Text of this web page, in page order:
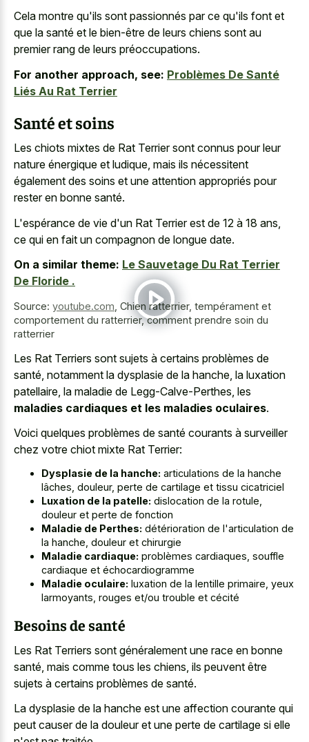
Cela montre qu'ils sont passionnés par ce qu'ils font et
que la santé et le bien-être de leurs chiens sont au
premier rang de leurs préoccupations.
For another approach, see: Problèmes De Santé
Liés Au Rat Terrier
Santé et soins
Les chiots mixtes de Rat Terrier sont connus pour leur
nature énergique et ludique, mais ils nécessitent
également des soins et une attention appropriés pour
rester en bonne santé.
L'espérance de vie d'un Rat Terrier est de 12 à 18 ans,
ce qui en fait un compagnon de longue date.
On a similar theme: Le Sauvetage Du Rat Terrier
De Floride .
Source: youtube.com Chien ratterrier, tempérament et
comportement du ratterrier, comment prendre soin du
ratterrier
Les Rat Terriers sont sujets à certains problèmes de
santé, notamment la dysplasie de la hanche, la luxation
patellaire, la maladie de Legg-Calve-Perthes, les
maladies cardiaques et les maladies oculaires.
Voici quelques problèmes de santé courants à surveiller
chez votre chiot mixte Rat Terrier:
Dysplasie de la hanche: articulations de la hanche
lâches, douleur, perte de cartilage et tissu cicatriciel
Luxation de la patelle: dislocation de la rotule,
douleur et perte de fonction
Maladie de Perthes: détérioration de l'articulation de
la hanche, douleur et chirurgie
Maladie cardiaque: problèmes cardiaques, souffle
cardiaque et échocardiogramme
Maladie oculaire: luxation de la lentille primaire, yeux
larmoyants, rouges et/ou trouble et cécité
Besoins de santé
Les Rat Terriers sont généralement une race en bonne
santé, mais comme tous les chiens, ils peuvent être
sujets à certains problèmes de santé.
La dysplasie de la hanche est une affection courante qui
peut causer de la douleur et une perte de cartilage si elle